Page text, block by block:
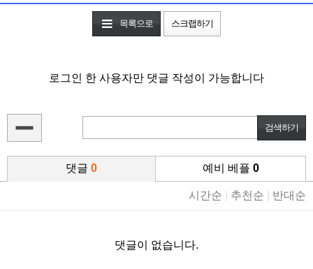
목록으로 스크랩하기
로그인 한 사용자만 댓글 작성이 가능합니다
댓글 0 예비 베플 0
시간순 추천순 반대순
댓글이 없습니다.